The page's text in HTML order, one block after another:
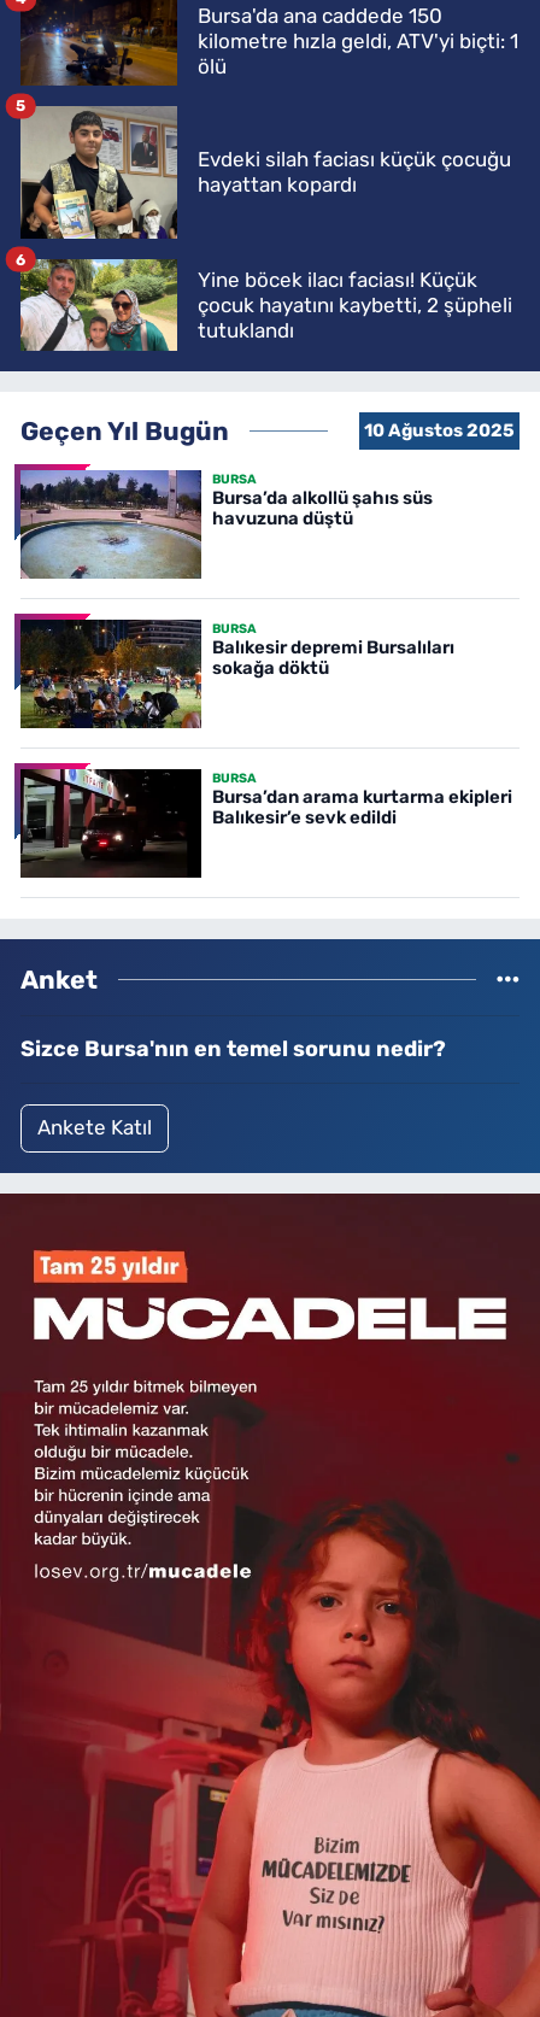
Bursa'da ana caddede 150
kilometre hızla geldi, ATV'yi biçti: 1
ölü
Evdeki silah faciası küçük çocuğu
hayattan kopardı
5
Yine böcek ilacı faciası! Küçük
çocuk hayatını kaybetti, 2 şüpheli
tutuklandı
6
Geçen Yıl Bugün 10 Ağustos 2025
BURSA
Bursa’da alkollü şahıs süs
havuzuna düştü
BURSA
Balıkesir depremi Bursalıları
sokağa döktü
BURSA
Bursa’dan arama kurtarma ekipleri
Balıkesir’e sevk edildi
Anket
Sizce Bursa'nın en temel sorunu nedir?
Ankete Katıl